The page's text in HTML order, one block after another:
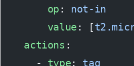
        op
: not-in
        value
: [
    actions
      -
type: tag